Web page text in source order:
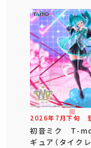
2026年 7 月下旬
初音ミク T-
ギュア（タイクレ